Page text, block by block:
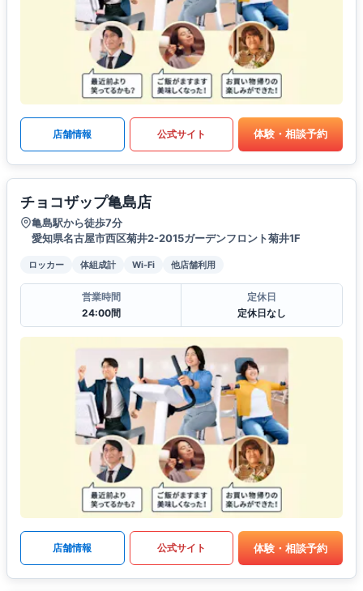
店舗情報 公式サイト 体験・相談予約
チョコザップ亀島店
亀島駅から徒歩7分
愛知県名古屋市西区菊井2-2015ガーデンフロント菊井1F
ロッカー 体組成計 Wi-Fi 他店舗利用
営業時間
24:00間
定休日
定休日なし
店舗情報 公式サイト 体験・相談予約